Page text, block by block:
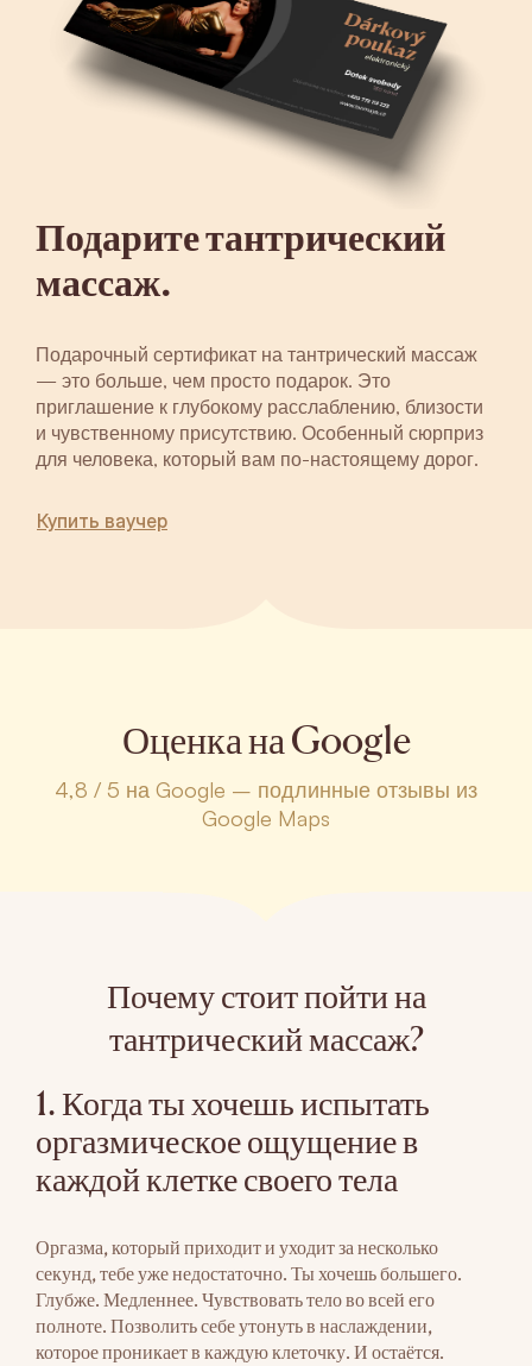
Подарите тантрический
массаж.
Подарочный сертификат на тантрический массаж
— это больше, чем просто подарок. Это
приглашение к глубокому расслаблению, близости
и чувственному присутствию. Особенный сюрприз
для человека, который вам по-настоящему дорог.
Купить ваучер
Оценка на Google
4,8 / 5 на Google – подлинные отзывы из
Google Maps
Почему стоит пойти на
тантрический массаж?
1. Когда ты хочешь испытать
оргазмическое ощущение в
каждой клетке своего тела
Оргазма, который приходит и уходит за несколько
секунд, тебе уже недостаточно. Ты хочешь большего.
Глубже. Медленнее. Чувствовать тело во всей его
полноте. Позволить себе утонуть в наслаждении,
которое проникает в каждую клеточку. И остаётся.